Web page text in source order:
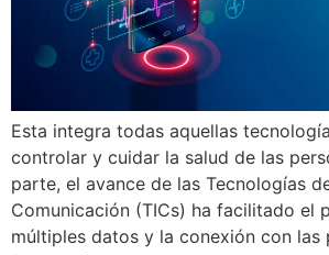
Esta integra todas aquellas
controlar y cuidar la salud de las
parte, el avance de las Tecnologías
Comunicación (TICs) ha facilitado el
múltiples datos y la conexión con las